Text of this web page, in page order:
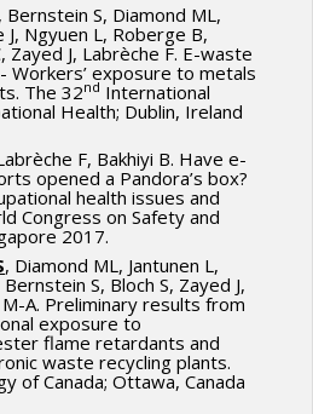
Bernstein S, Diamond ML,
J, Ngyuen L, Roberge B,
Zayed J, Labrèche F. E-waste
Workers’ exposure to metals
The 32nd International
Health; Dublin, Ireland
F, Bakhiyi B. Have e-
opened a Pandora’s box?
health issues and
Congress on Safety and
2017.
, Diamond ML, Jantunen L,
S, Bloch S, Zayed J,
A. Preliminary results from
exposure to
flame retardants and
waste recycling plants.
of Canada; Ottawa, Canada